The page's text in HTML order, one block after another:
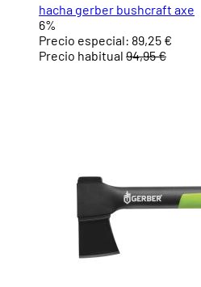
hacha gerber bushcraft axe
6%
Precio especial: 89,25 €
Precio habitual 94,95 €